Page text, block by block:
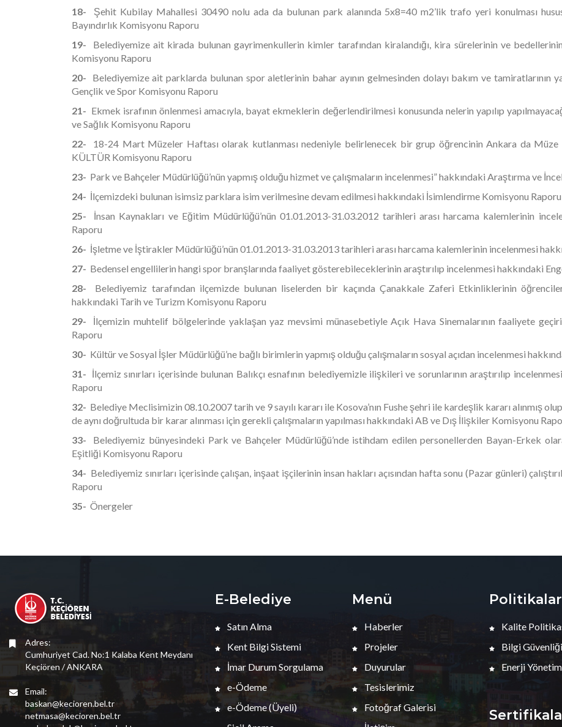
18- Şehit Kubilay Mahallesi 30490 nolu ada da bulunan park alanında 5x8=40 m2’lik trafo yeri konulması
Bayındırlık Komisyonu Raporu
19- Belediyemize ait kirada bulunan gayrimenkullerin kimler tarafından kiralandığı, kira sürelerinin ve
Komisyonu Raporu
20- Belediyemize ait parklarda bulunan spor aletlerinin bahar ayının gelmesinden dolayı bakım ve tamiratlarının
Gençlik ve Spor Komisyonu Raporu
21- Ekmek israfının önlenmesi amacıyla, bayat ekmeklerin değerlendirilmesi konusunda nelerin yapılıp
ve Sağlık Komisyonu Raporu
22- 18-24 Mart Müzeler Haftası olarak kutlanması nedeniyle belirlenecek bir grup öğrencinin Ankara da
KÜLTÜR Komisyonu Raporu
23- Park ve Bahçeler Müdürlüğü’nün yapmış olduğu hizmet ve çalışmaların incelenmesi” hakkındaki Araştırma ve
24- İlçemizdeki bulunan isimsiz parklara isim verilmesine devam edilmesi hakkındaki İsimlendirme Komisyonu Raporu
25- İnsan Kaynakları ve Eğitim Müdürlüğü’nün 01.01.2013-31.03.2012 tarihleri arası harcama kalemlerinin
Raporu
26- İşletme ve İştirakler Müdürlüğü’nün 01.01.2013-31.03.2013 tarihleri arası harcama kalemlerinin incelenmesi
27- Bedensel engellilerin hangi spor branşlarında faaliyet gösterebileceklerinin araştırılıp incelenmesi hakkındaki
28- Belediyemiz tarafından ilçemizde bulunan liselerden bir kaçında Çanakkale Zaferi Etkinliklerinin
hakkındaki Tarih ve Turizm Komisyonu Raporu
29- İlçemizin muhtelif bölgelerinde yaklaşan yaz mevsimi münasebetiyle Açık Hava Sinemalarının faaliyete
Raporu
30- Kültür ve Sosyal İşler Müdürlüğü’ne bağlı birimlerin yapmış olduğu çalışmaların sosyal açıdan incelenmesi
31- İlçemiz sınırları içerisinde bulunan Balıkçı esnafının belediyemizle ilişkileri ve sorunlarının araştırılıp
Raporu
32- Belediye Meclisimizin 08.10.2007 tarih ve 9 sayılı kararı ile Kosova’nın Fushe şehri ile kardeşlik kararı alınmış
de aynı doğrultuda bir karar alınması için gerekli çalışmaların yapılması hakkındaki AB ve Dış İlişkiler Komisyonu
33- Belediyemiz bünyesindeki Park ve Bahçeler Müdürlüğü’nde istihdam edilen personellerden Bayan-Erkek
Eşitliği Komisyonu Raporu
34- Belediyemiz sınırları içerisinde çalışan, inşaat işçilerinin insan hakları açısından hafta sonu (Pazar günleri)
Raporu
35- Önergeler
Adres:
Cumhuriyet Cad. No:1 Kalaba Kent Meydanı
Keçiören / ANKARA
Email:
baskan@kecioren.bel.tr
netmasa@kecioren.bel.tr
E-Belediye
Satın Alma
Kent Bilgi Sistemi
İmar Durum Sorgulama
e-Ödeme
e-Ödeme (Üyeli)
Menü
Haberler
Projeler
Duyurular
Tesislerimiz
Fotoğraf Galerisi
Kalite
Bilgi
Enerji